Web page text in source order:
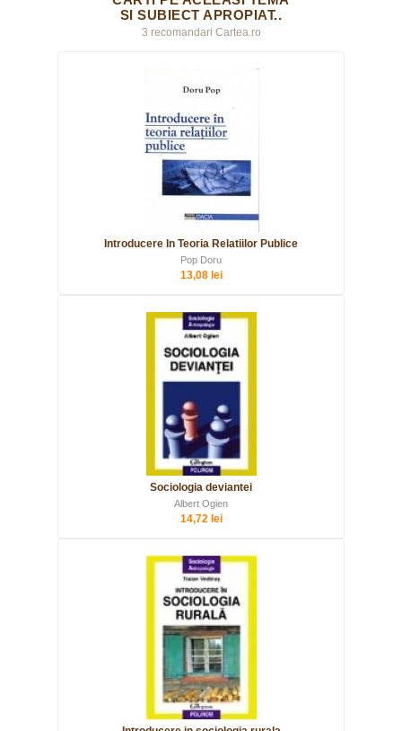
SI SUBIECT APROPIAT..
3 recomandari Cartea.ro
Introducere In Teoria Relatiilor Publice
Pop Doru
13,08 lei
Sociologia deviantei
Albert Ogien
14,72 lei